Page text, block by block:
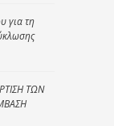
για τη
ΤΩΝ